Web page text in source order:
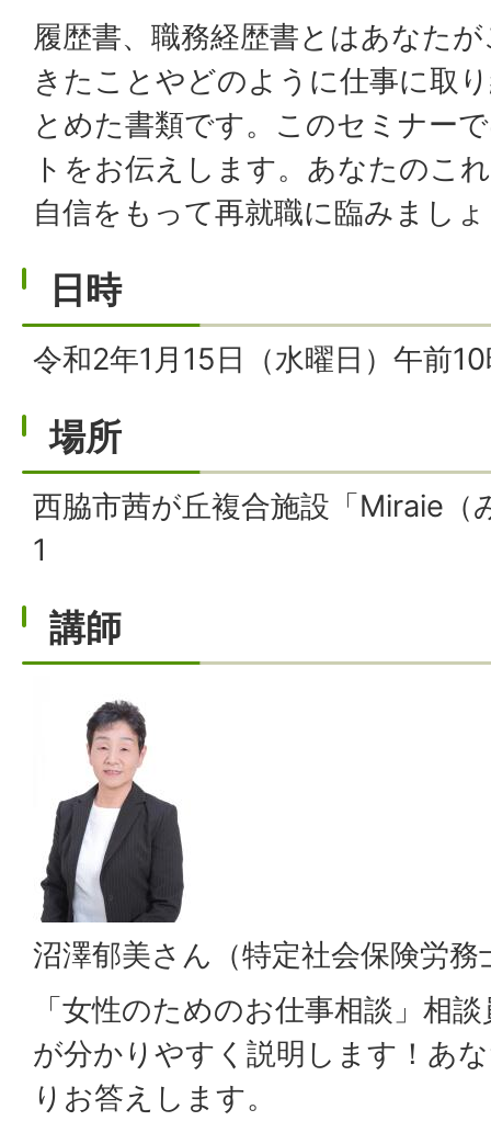
履歴書、職務経歴書とはあなた
きたことやどのように仕事に取
とめた書類です。このセミナー
トをお伝えします。あなたのこ
自信をもって再就職に臨みまし
日時
令和2年1月15日（水曜日）午前
場所
西脇市茜が丘複合施設「Miraie（
1
講師
沼澤郁美さん（特定社会保険労務
「女性のためのお仕事相談」相
が分かりやすく説明します！あ
りお答えします。